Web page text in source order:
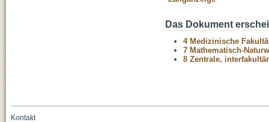
Das Dokument
4 Medizinische
7 Mathematisch-
8 Zentrale,
Kontakt